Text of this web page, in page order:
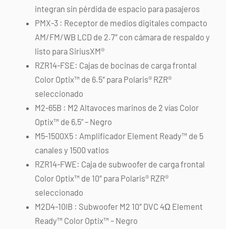
integran sin pérdida de espacio para pasajeros
PMX-3 : Receptor de medios digitales compacto
AM/FM/WB LCD de 2.7″ con cámara de respaldo y
listo para SiriusXM®
RZR14-FSE: Cajas de bocinas de carga frontal
Color Optix™ de 6.5″ para Polaris® RZR®
seleccionado
M2-65B : M2 Altavoces marinos de 2 vías Color
Optix™ de 6,5” – Negro
M5-1500X5 : Amplificador Element Ready™ de 5
canales y 1500 vatios
RZR14-FWE: Caja de subwoofer de carga frontal
Color Optix™ de 10″ para Polaris® RZR®
seleccionado
M2D4-10IB : Subwoofer M2 10″ DVC 4Ω Element
Ready™ Color Optix™ – Negro